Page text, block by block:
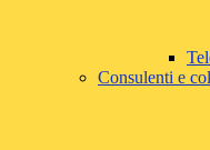
Consulenti e